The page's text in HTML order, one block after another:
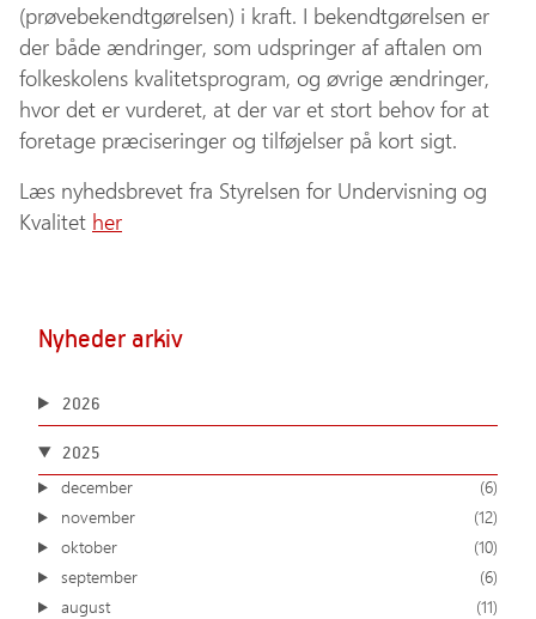
(prøvebekendtgørelsen) i kraft. I bekendtgørelsen er
der både ændringer, som udspringer af aftalen om
folkeskolens kvalitetsprogram, og øvrige ændringer,
hvor det er vurderet, at der var et stort behov for at
foretage præciseringer og tilføjelser på kort sigt.
Læs nyhedsbrevet fra Styrelsen for Undervisning og
Kvalitet her
Nyheder arkiv
2026
2025
december
(6)
november
(12)
oktober
(10)
september
(6)
august
(11)